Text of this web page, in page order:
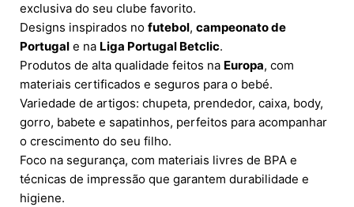
exclusiva do seu clube favorito.
Designs inspirados no futebol, campeonato de
Portugal e na Liga Portugal Betclic.
Produtos de alta qualidade feitos na Europa, com
materiais certificados e seguros para o bebé.
Variedade de artigos: chupeta, prendedor, caixa, body,
gorro, babete e sapatinhos, perfeitos para acompanhar
o crescimento do seu filho.
Foco na segurança, com materiais livres de BPA e
técnicas de impressão que garantem durabilidade e
higiene.